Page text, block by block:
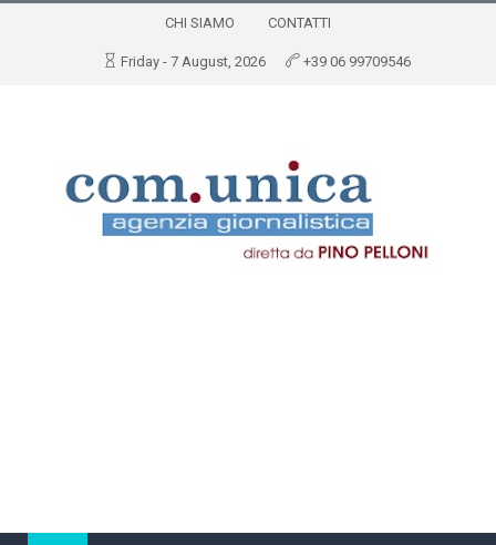
CHI SIAMO CONTATTI
Friday - 7 August, 2026 +39 06 99709546